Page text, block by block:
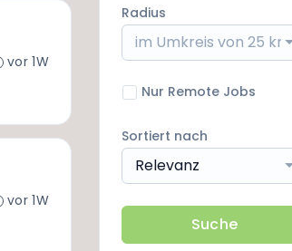
vor 1W
vor 1W
Radius
im Umkreis von 25 km
Nur Remote Jobs
Sortiert nach
Relevanz
Suche